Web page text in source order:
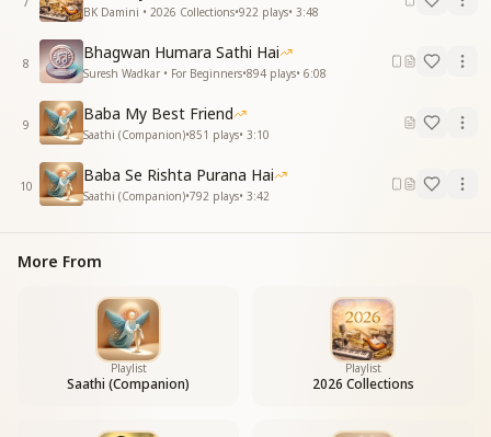
BK Damini • 2026 Collections•922 plays• 3:48
8
Bhagwan Humara Sathi Hai
Suresh Wadkar • For Beginners•894 plays• 6:08
9
Baba My Best Friend
Saathi (Companion)•851 plays• 3:10
10
Baba Se Rishta Purana Hai
Saathi (Companion)•792 plays• 3:42
More From
Playlist
Saathi (Companion)
Playlist
2026 Collections